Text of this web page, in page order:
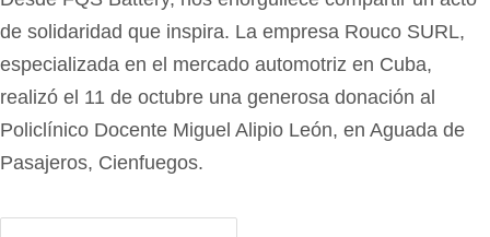
de solidaridad que inspira. La empresa Rouco SURL,
especializada en el mercado automotriz en Cuba,
realizó el 11 de octubre una generosa donación al
Policlínico Docente Miguel Alipio León, en Aguada de
Pasajeros, Cienfuegos.